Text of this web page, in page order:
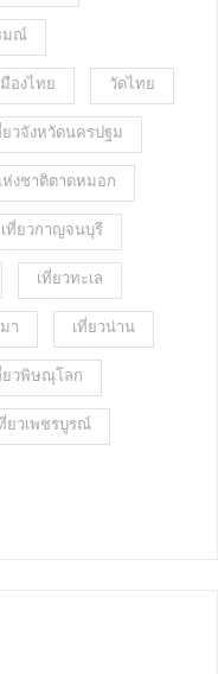
มณ์
องไทย วัดไทย
วจังหวัดนครปฐม
งชาติตาดหมอก
เที่ยวกาญจนบุรี
เที่ยวทะเล
า เที่ยวน่าน
ยวพิษณุโลก
ยวเพชรบูรณ์